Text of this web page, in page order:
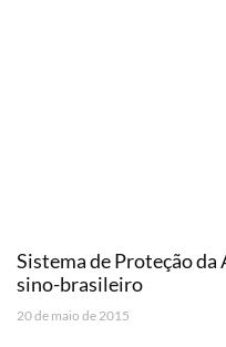
Sistema de Proteção da
sino-brasileiro
20 de maio de 2015